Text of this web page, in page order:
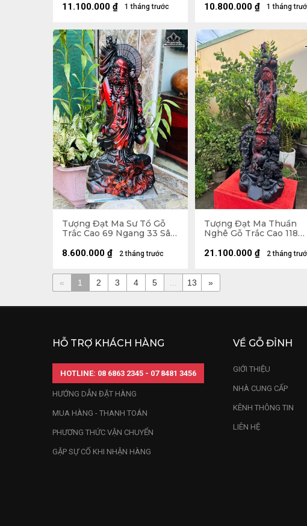
1 tháng trước
11.100.000 ₫ 1 tháng
10.800.000 ₫
Tượng Đạt Ma Sư Tổ Gỗ
Trắc Cao 69 Ngang 33 Sâu
2 tháng trước
8.600.000 ₫
Tượng Đạt Ma Thuần
Nghê Gỗ Trắc Cao 118
2 tháng
21.100.000 ₫
« 1 2 3 4 5 13 »
HỖ TRỢ KHÁCH HÀNG
HOTLINE: 08 6863 2345 - 07 8481 3456
HƯỚNG DẪN ĐẶT HÀNG
MUA HÀNG - THANH TOÁN
PHƯƠNG THỨC VẬN CHUYỂN
GẶP SỰ CỐ KHI NHẬN HÀNG
VỀ GỖ ĐỈNH
GIỚI THIỆU
NHÀ CUNG CẤP
KÊNH THÔNG TIN
LIÊN HỆ